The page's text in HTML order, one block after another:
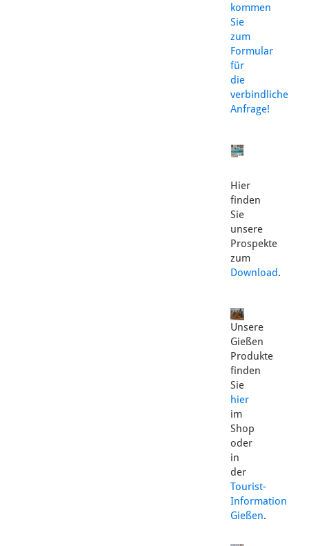
kommen
Sie
zum
Formular
für
die
verbindliche
Anfrage!
Hier
finden
Sie
unsere
Prospekte
zum
Download.
Unsere
Gießen
Produkte
finden
Sie
hier
im
Shop
oder
in
der
Tourist-
Information
Gießen.